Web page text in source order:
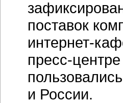
поставок
интернет-
пресс-центре
и России.